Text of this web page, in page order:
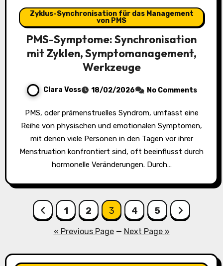
Zyklus-Synchronisation für das Management
von PMS
PMS-Symptome: Synchronisation
mit Zyklen, Symptomanagement,
Werkzeuge
Clara Voss 18/02/2026 No Comments
PMS, oder prämenstruelles Syndrom, umfasst eine
Reihe von physischen und emotionalen Symptomen,
mit denen viele Personen in den Tagen vor ihrer
Menstruation konfrontiert sind, oft beeinflusst durch
hormonelle Veränderungen. Durch…
Posts
pagination
1 2 3 4 5
« Previous Page— Next Page »